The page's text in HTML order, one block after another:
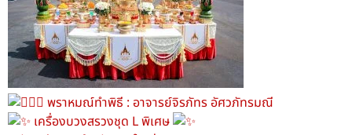
พราหมณ์ทำพิธี : อาจารย์จิรภัทร อัศวภัทรมณี
เครื่องบวงสรวงชุด L พิเศษ